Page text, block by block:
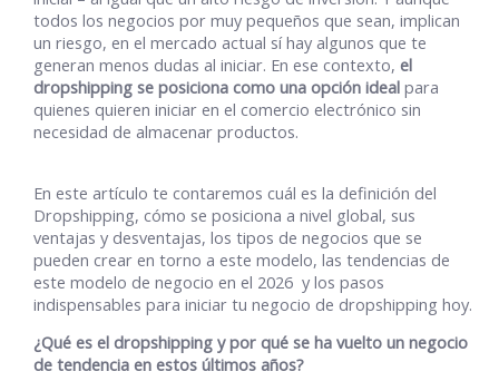
todos los negocios por muy pequeños que sean, implican
un riesgo, en el mercado actual sí hay algunos que te
generan menos dudas al iniciar. En ese contexto,el
dropshipping se posiciona como una opción idealpara
quienes quieren iniciar en el comercio electrónico sin
necesidad de almacenar productos.
En este artículo te contaremos cuál es la definición del
Dropshipping, cómo se posiciona a nivel global, sus
ventajas y desventajas, los tipos de negocios que se
pueden crear en torno a este modelo, las tendencias de
este modelo de negocio en el 2026 y los pasos
indispensables para iniciar tu negocio de dropshipping hoy.
¿Qué es el dropshipping y por qué se ha vuelto un negocio
de tendencia en estos últimos años?